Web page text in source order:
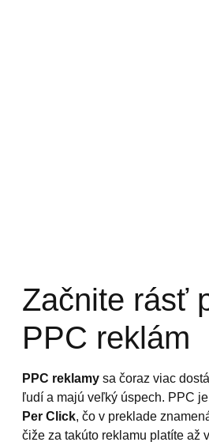
Začnite rásť
PPC reklám
PPC reklamy sa čoraz viac
ľudí a majú veľký úspech. PPC
Per Click, čo v preklade
čiže za takúto reklamu platíte až